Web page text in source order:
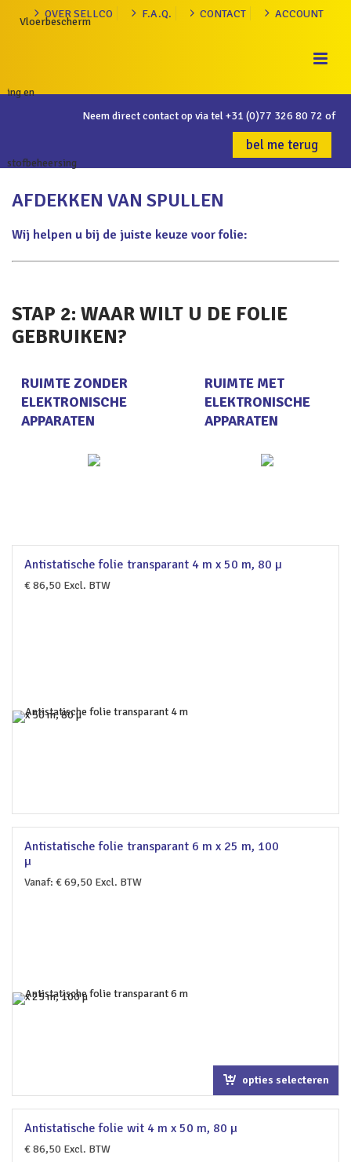
OVER SELLCO F.A.Q. CONTACT ACCOUNT
Neem direct contact op via tel+31 (0)77 326 80 72 of
bel me terug
AFDEKKEN VAN SPULLEN
Wij helpen u bij de juiste keuze voor folie:
STAP 2: WAAR WILT U DE FOLIE
GEBRUIKEN?
RUIMTE ZONDER
ELEKTRONISCHE
APPARATEN
RUIMTE MET
ELEKTRONISCHE
APPARATEN
Antistatische folie transparant 4 m x 50 m, 80 µ
€86,50 Excl. BTW
Antistatische folie transparant 6 m x 25 m, 100
µ
Vanaf: €69,50 Excl. BTW
opties selecteren
Antistatische folie wit 4 m x 50 m, 80 µ
€86,50 Excl. BTW